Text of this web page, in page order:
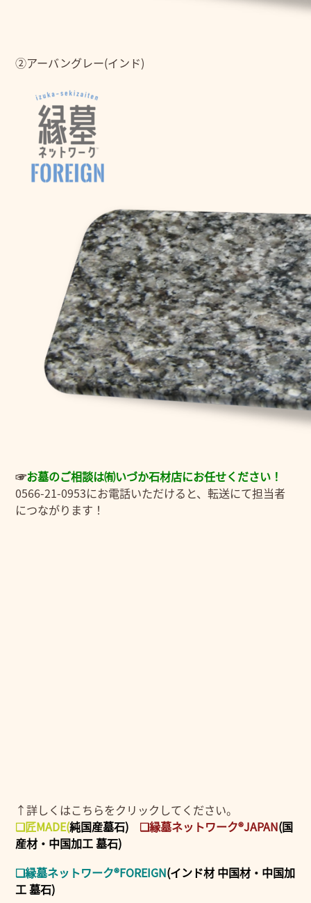
②アーバングレー(インド)
☞お墓のご相談は㈲いづか石材店にお任せください！
0566-21-0953にお電話いただけると、転送にて担当者
につながります！
↑詳しくはこちらをクリックしてください。
❑匠MADE(純国産墓石) ❑縁墓ネットワーク®JAPAN(国
産材・中国加工 墓石)
❑縁墓ネットワーク®FOREIGN(インド材 中国材・中国加
工 墓石)